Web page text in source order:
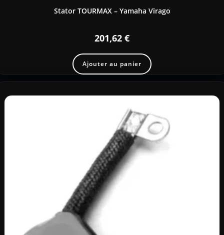
Stator TOURMAX – Yamaha Virago
201,62 €
Ajouter au panier